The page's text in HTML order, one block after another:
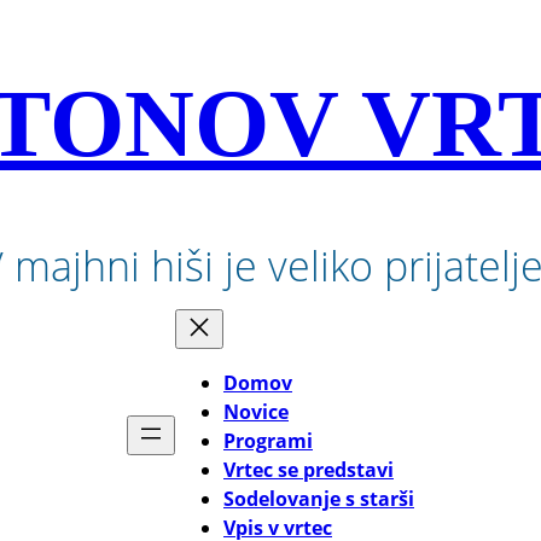
majhni hiši je veliko
Domov
Novice
Programi
Vrtec se predstavi
Sodelovanje s starši
Vpis v vrtec